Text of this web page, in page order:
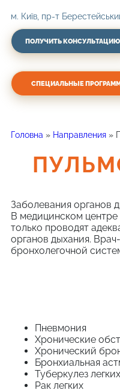
м. Київ, пр-т
ПОЛУЧИТЬ КОНСУЛЬТАЦИЮ
СПЕЦИАЛЬНЫЕ
Головна » Направления »
Заболевания органов
В медицинском
только проводят
органов дыхания.
бронхолегочной
Пневмония
Хронические
Хронический
Бронхиальная
Туберкулез легких
Рак легких